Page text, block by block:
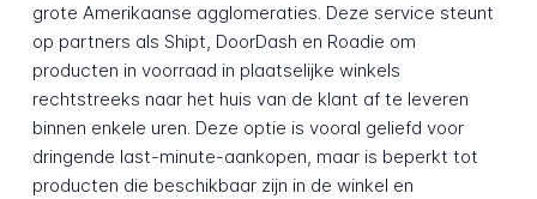
grote Amerikaanse agglomeraties. Deze service steunt
op partners als Shipt, DoorDash en Roadie om
producten in voorraad in plaatselijke winkels
rechtstreeks naar het huis van de klant af te leveren
binnen enkele uren. Deze optie is vooral geliefd voor
dringende last-minute-aankopen, maar is beperkt tot
producten die beschikbaar zijn in de winkel en